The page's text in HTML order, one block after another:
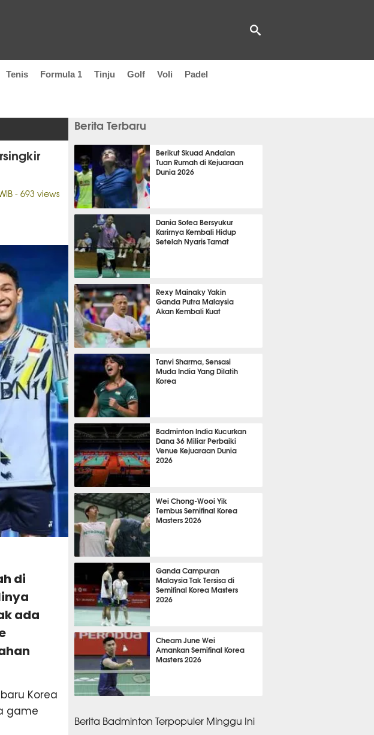
Tenis Formula 1 Tinju Golf Voli Padel
- 693 views
di
ada
Korea
game
Berita Terbaru
Berikut Skuad Andalan
Tuan Rumah di Kejuaraan
Dunia 2026
2 jam 6 menit lalu
Dania Sofea Bersyukur
Karirnya Kembali Hidup
Setelah Nyaris Tamat
2 jam 36 menit lalu
Rexy Mainaky Yakin
Ganda Putra Malaysia
Akan Kembali Kuat
3 jam 5 menit lalu
Tanvi Sharma, Sensasi
Muda India Yang Dilatih
Korea
3 jam 35 menit lalu
Badminton India Kucurkan
Dana 36 Miliar Perbaiki
Venue Kejuaraan Dunia
2026
4 jam 35 menit lalu
Wei Chong-Wooi Yik
Tembus Semifinal Korea
Masters 2026
5 jam 36 menit lalu
Ganda Campuran
Malaysia Tak Tersisa di
Semifinal Korea Masters
2026
6 jam 36 menit lalu
Cheam June Wei
Amankan Semifinal Korea
Masters 2026
Berita Badminton Terpopuler Minggu Ini